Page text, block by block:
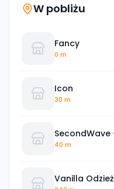
W pobliżu
Fancy
0 m
Icon
30 m
40 m
Vanilla